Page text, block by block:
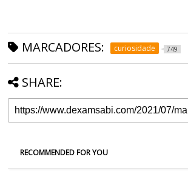
MARCADORES: curiosidade 749
SHARE:
RECOMMENDED FOR YOU